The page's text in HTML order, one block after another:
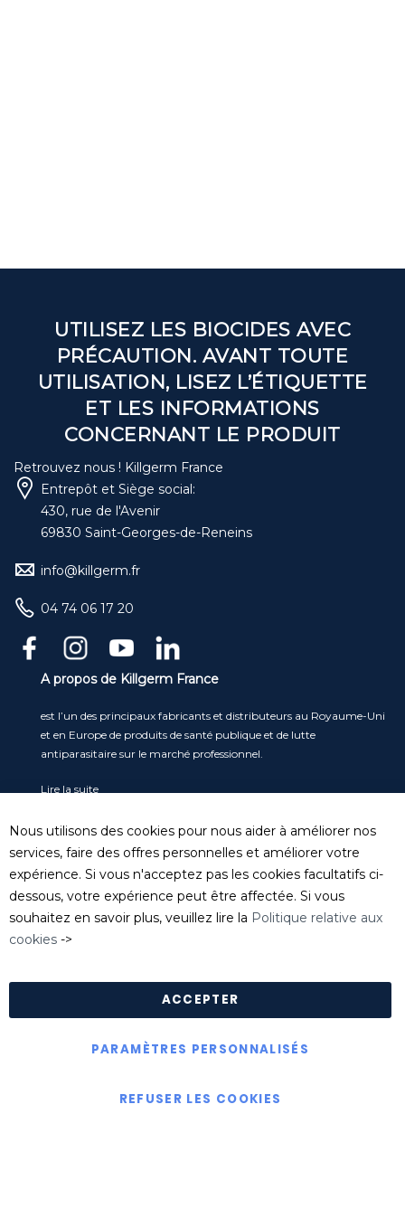
UTILISEZ LES BIOCIDES AVEC
PRÉCAUTION. AVANT TOUTE
UTILISATION, LISEZ L’ÉTIQUETTE
ET LES INFORMATIONS
CONCERNANT LE PRODUIT
Retrouvez nous ! Killgerm France
Entrepôt et Siège social:
430, rue de l'Avenir
69830 Saint-Georges-de-Reneins
info@killgerm.fr
04 74 06 17 20
A propos de Killgerm France
est l’un des principaux fabricants et distributeurs au Royaume-Uni
et en Europe de produits de santé publique et de lutte
antiparasitaire sur le marché professionnel.
Lire la suite
Service clients
Tel: 04 74 06 17 20
serviceclient@killgerm.fr
Département technique/ FDS
Nous utilisons des cookies pour nous aider à améliorer nos
services, faire des offres personnelles et améliorer votre
expérience. Si vous n'acceptez pas les cookies facultatifs ci-
dessous, votre expérience peut être affectée. Si vous
souhaitez en savoir plus, veuillez lire la Politique relative aux
cookies ->
ACCEPTER
PARAMÈTRES PERSONNALISÉS
REFUSER LES COOKIES